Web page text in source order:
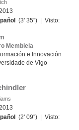
(3' 35'') | Visto:
Membiela
e Innovación
de Vigo
(2' 09'') | Visto: